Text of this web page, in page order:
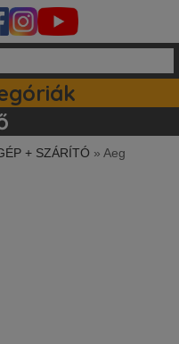
+ SZÁRÍTÓ » Aeg